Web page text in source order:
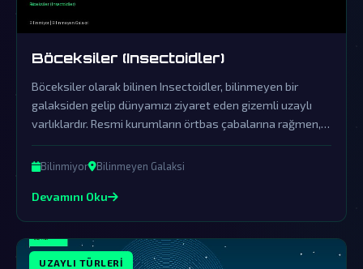
Böceksiler (Insectoidler)
Böceksiler olarak bilinen Insectoidler, bilinmeyen bir
galaksiden gelip dünyamızı ziyaret eden gizemli uzaylı
varlıklardır. Resmi kurumların örtbas çabalarına rağmen,
bu böceksi uzaylı türünün gerçekliği ve amaçları üzerine
sayısız komplo teorisi dolaşmaktadır.
Bilinmiyor Bilinmeyen Galaksi
Devamını Oku
UZAYLI TÜRLERI